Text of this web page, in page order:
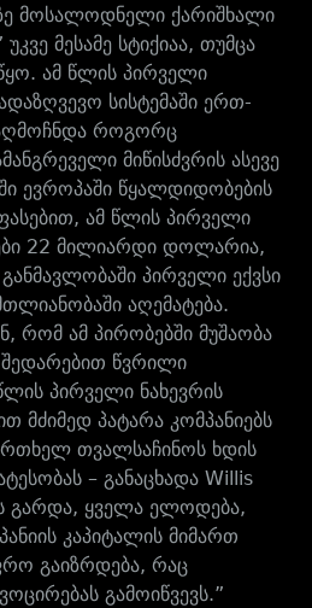
მოსალოდნელი ქარიშხალი
მესამე სტიქიაა, თუმცა
ამ წლის პირველი
სისტემაში ერთ-
როგორც
მიწისძვრის ასევე
ევროპაში წყალდიდობების
ამ წლის პირველი
22 მილიარდი დოლარია,
პირველი ექვსი
აღემატება.
რომ ამ პირობებში მუშაობა
შედარებით წვრილი
პირველი ნახევრის
მძიმედ პატარა კომპანიებს
თვალსაჩინოს ხდის
– განაცხადა Willis
გარდა, ყველა ელოდება,
კაპიტალის მიმართ
გაიზრდება, რაც
გამოიწვევს.”